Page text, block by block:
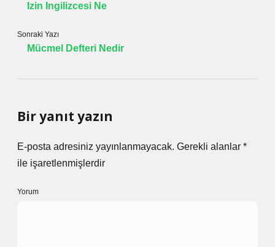
Izin Ingilizcesi Ne
Sonraki Yazı
Mücmel Defteri Nedir
Bir yanıt yazın
E-posta adresiniz yayınlanmayacak. Gerekli alanlar *
ile işaretlenmişlerdir
Yorum